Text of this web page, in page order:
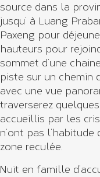
source dans la
jusqu’ à Luang
Paxeng pour
hauteurs pour
sommet d’une
piste sur un chemin
avec une vue
traverserez
accueillis par les
n’ont pas
zone reculée.
Nuit en famille